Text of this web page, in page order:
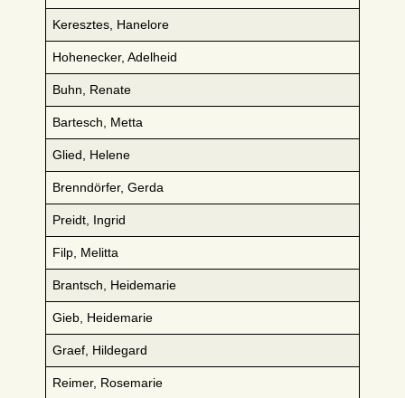
Keresztes, Hanelore
Hohenecker, Adelheid
Buhn, Renate
Bartesch, Metta
Glied, Helene
Brenndörfer, Gerda
Preidt, Ingrid
Filp, Melitta
Brantsch, Heidemarie
Gieb, Heidemarie
Graef, Hildegard
Reimer, Rosemarie